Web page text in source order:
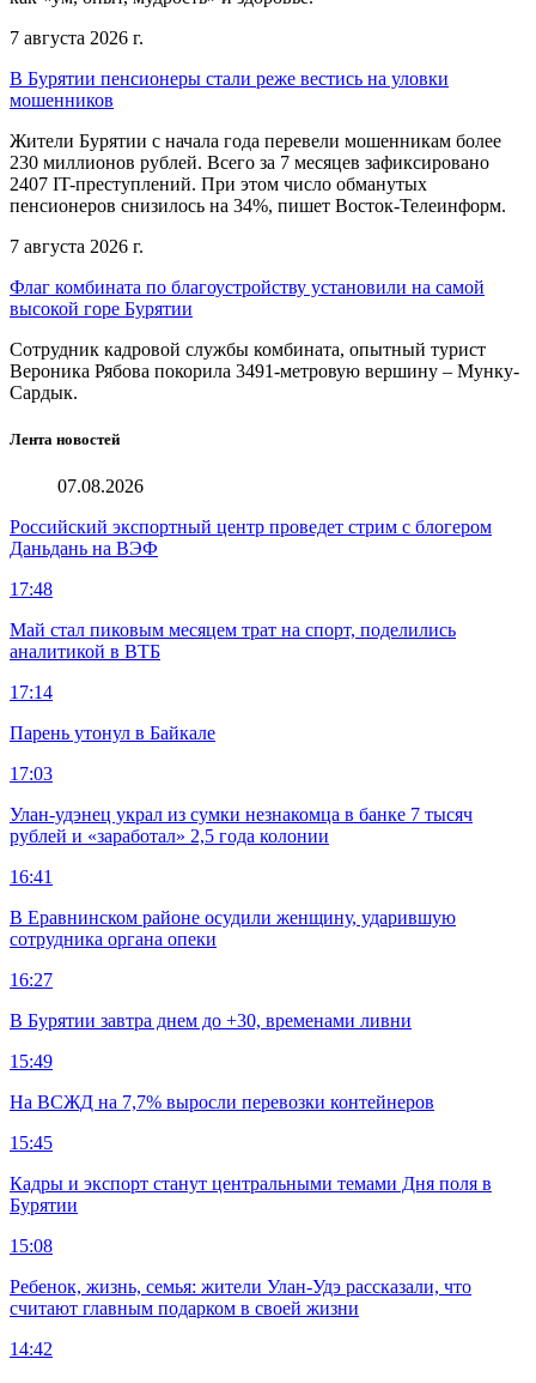
7 августа 2026 г.
В Бурятии пенсионеры стали реже вестись на уловки
мошенников
Жители Бурятии с начала года перевели мошенникам более
230 миллионов рублей. Всего за 7 месяцев зафиксировано
2407 IT-преступлений. При этом число обманутых
пенсионеров снизилось на 34%, пишет Восток-Телеинформ.
7 августа 2026 г.
Флаг комбината по благоустройству установили на самой
высокой горе Бурятии
Сотрудник кадровой службы комбината, опытный турист
Вероника Рябова покорила 3491-метровую вершину – Мунку-
Сардык.
Лента новостей
07.08.2026
Российский экспортный центр проведет стрим с блогером
Даньдань на ВЭФ
17:48
Май стал пиковым месяцем трат на спорт, поделились
аналитикой в ВТБ
17:14
Парень утонул в Байкале
17:03
Улан-удэнец украл из сумки незнакомца в банке 7 тысяч
рублей и «заработал» 2,5 года колонии
16:41
В Еравнинском районе осудили женщину, ударившую
сотрудника органа опеки
16:27
В Бурятии завтра днем до +30, временами ливни
15:49
На ВСЖД на 7,7% выросли перевозки контейнеров
15:45
Кадры и экспорт станут центральными темами Дня поля в
Бурятии
15:08
Ребенок, жизнь, семья: жители Улан-Удэ рассказали, что
считают главным подарком в своей жизни
14:42